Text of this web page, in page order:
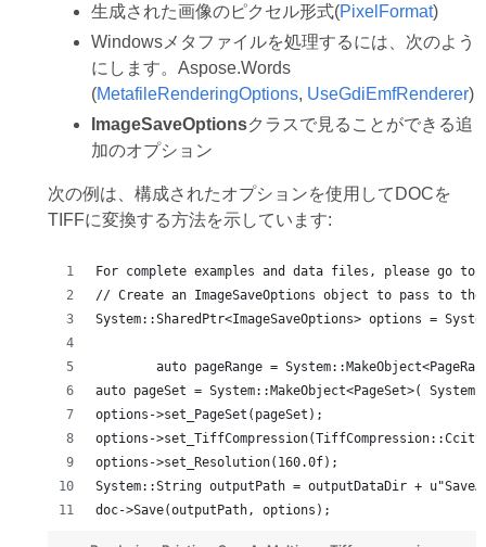
生成された画像のピクセル形式(PixelFormat)
Windowsメタファイルを処理するには、次のよう
にします。Aspose.Words
(MetafileRenderingOptions, UseGdiEmfRenderer)
ImageSaveOptionsクラスで見ることができる追
加のオプション
次の例は、構成されたオプションを使用してDOCを
TIFFに変換する方法を示しています:
For complete examples and data files, please go to
// Create an ImageSaveOptions object to pass to the
System::SharedPtr<ImageSaveOptions> options =
auto pageRange =
auto pageSet = System::MakeObject<PageSet>(
options->set_PageSet(pageSet);
options-
options->set_Resolution(160.0f);
System::String outputPath = outputDataDir +
doc->Save(outputPath, options);